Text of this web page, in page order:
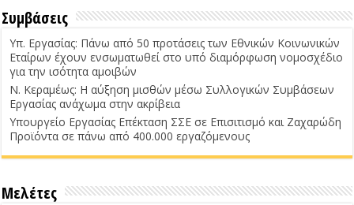
Συμβάσεις
Υπ. Εργασίας: Πάνω από 50 προτάσεις των Εθνικών Κοινωνικών
Εταίρων έχουν ενσωματωθεί στο υπό διαμόρφωση νομοσχέδιο
για την ισότητα αμοιβών
Ν. Κεραμέως: Η αύξηση μισθών μέσω Συλλογικών Συμβάσεων
Εργασίας ανάχωμα στην ακρίβεια
Υπουργείο Εργασίας Επέκταση ΣΣΕ σε Επισιτισμό και Ζαχαρώδη
Προϊόντα σε πάνω από 400.000 εργαζόμενους
Μελέτες